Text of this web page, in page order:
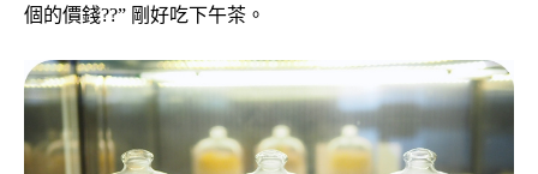
個的價錢??” 剛好吃下午茶。